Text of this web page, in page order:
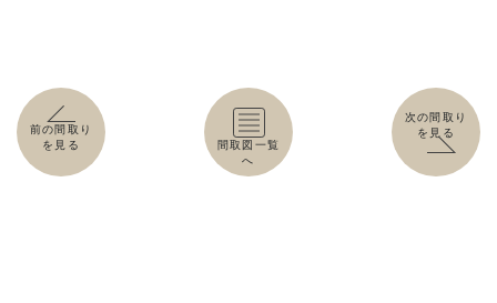
前の間取り
を見る
間取図一覧
へ
次の間取り
を見る